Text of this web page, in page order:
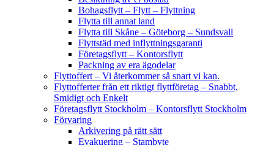
Bohagsflytt – Flytt – Flyttning
Flytta till annat land
Flytta till Skåne – Göteborg – Sundsvall
Flyttstäd med inflyttningsgaranti
Företagsflytt – Kontorsflytt
Packning av era ägodelar
Flyttoffert – Vi återkommer så snart vi kan.
Flyttofferter från ett riktigt flyttföretag – Snabbt,
Smidigt och Enkelt
Företagsflytt Stockholm – Kontorsflytt Stockholm
Förvaring
Arkivering på rätt sätt
Evakuering – Stambyte